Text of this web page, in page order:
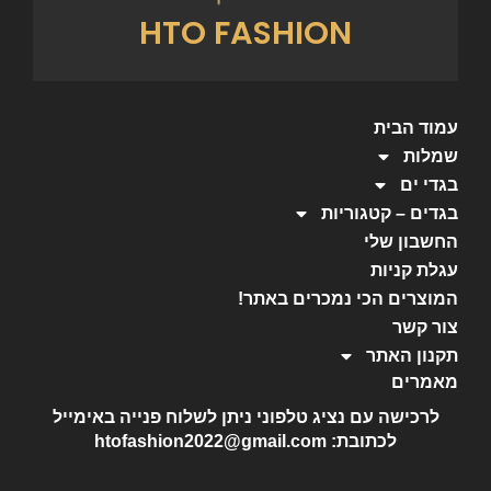
HTO FASHION
עמוד הבית
שמלות
בגדי ים
בגדים – קטגוריות
החשבון שלי
עגלת קניות
המוצרים הכי נמכרים באתר!
צור קשר
תקנון האתר
מאמרים
לרכישה עם נציג טלפוני ניתן לשלוח פנייה באימייל
לכתובת: htofashion2022@gmail.com